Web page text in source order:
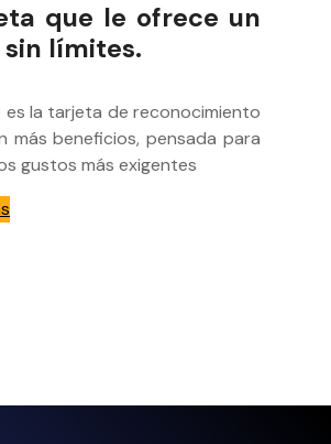
que le ofrece un
límites.
es la tarjeta de reconocimiento
más beneficios, pensada para
gustos más exigentes